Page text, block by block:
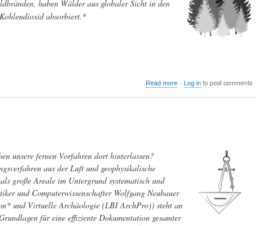
haben Wälder aus globaler Sicht in den
absorbiert.*
Read moreabout
terrestrischen
Aufnahme
in
Log into post comments
unsere fernen Vorfahren dort hinterlassen?
aus der Luft und geophysikalische
große Areale im Untergrund systematisch und
und Computerwissenschafter Wolfgang Neubauer
und Virtuelle Archäologie (LBI ArchPro)) steht an
für eine effiziente Dokumentation gesamter